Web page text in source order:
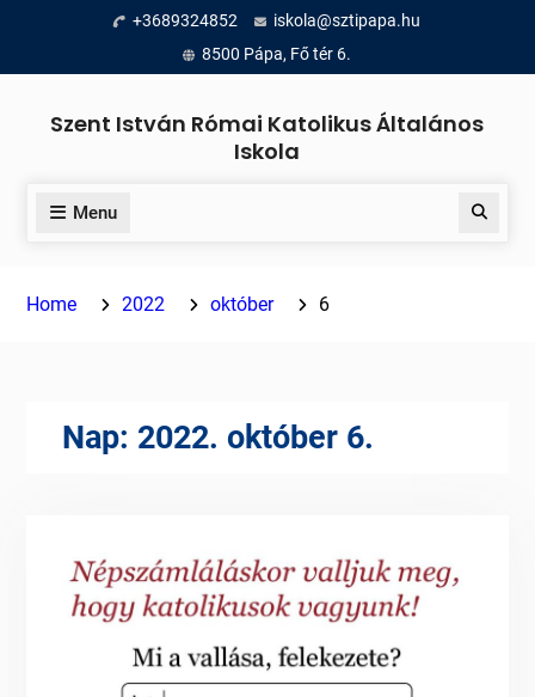
content
+3689324852
iskola@sztipapa.hu
8500 Pápa, Fő tér 6.
Szent István Római Katolikus Általános
Iskola
Menu Search
Home 2022 október 6
Nap: 2022. október 6.